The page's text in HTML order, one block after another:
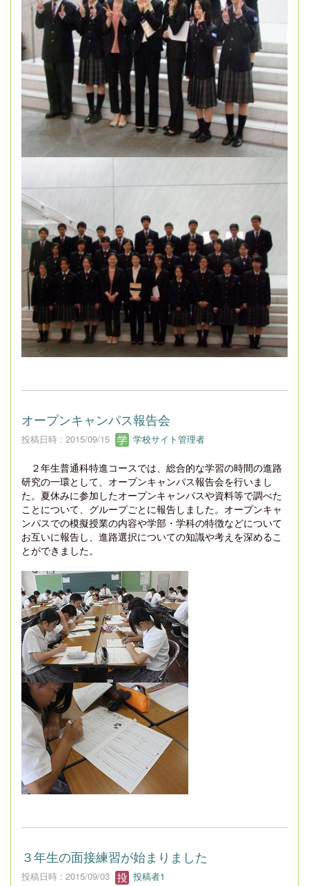
オープンキャンパス報告会
投稿日時 : 2015/09/15 学校サイト管理者
２年生普通科特進コースでは、総合的な学習の時間の進路
研究の一環として、オープンキャンパス報告会を行いまし
た。夏休みに参加したオープンキャンパスや資料等で調べた
ことについて、グループごとに報告しました。オープンキャ
ンパスでの模擬授業の内容や学部・学科の特徴などについて
お互いに報告し、進路選択についての知識や考えを深めるこ
とができました。
３年生の面接練習が始まりました
投稿日時 : 2015/09/03 投稿者1